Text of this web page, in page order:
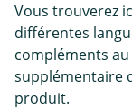
Vous trouverez
différentes
compléments
supplémentaire
produit.